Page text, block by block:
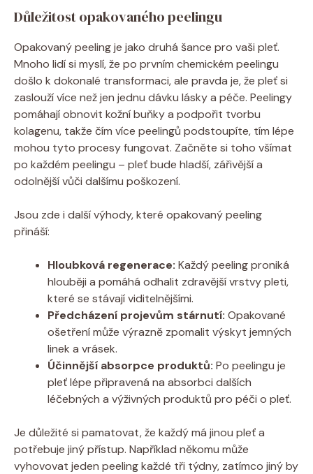
Důležitost opakovaného peelingu
Opakovaný peeling⁢ je jako druhá šance pro vaši pleť.⁢
Mnoho ​lidí si myslí,‍ že po prvním chemickém peelingu
došlo k dokonalé transformaci, ale pravda je, že pleť si
⁣zaslouží více ⁤než⁣ jen jednu dávku lásky a péče. Peelingy
pomáhají obnovit kožní buňky a podpořit tvorbu
⁢kolagenu, takže čím více peelingů podstoupíte, tím lépe
‍mohou ⁣tyto procesy⁣ fungovat. Začněte si toho všímat​
po⁣ každém peelingu – pleť bude hladší, zářivější a
⁤odolnější vůči dalšímu poškození.
Jsou zde i další ⁢výhody, které opakovaný peeling
přináší:
Hloubková regenerace: Každý peeling proniká
hlouběji‌ a pomáhá odhalit zdravější vrstvy pleti,
které se stávají viditelnějšími.
Předcházení ⁤projevům stárnutí: Opakované​
ošetření může výrazně zpomalit výskyt jemných
linek⁢ a vrásek.
Účinnější absorpce produktů: Po​ peelingu je‍
pleť lépe připravená na absorbci dalších
léčebných⁤ a výživných produktů ‌pro péči o pleť.
Je ⁣důležité si pamatovat, že každý má⁤ jinou ⁤pleť ⁢a
⁣potřebuje ‌jiný ⁢přístup. Například někomu může
vyhovovat⁢ jeden peeling každé tři týdny, zatímco jiný by